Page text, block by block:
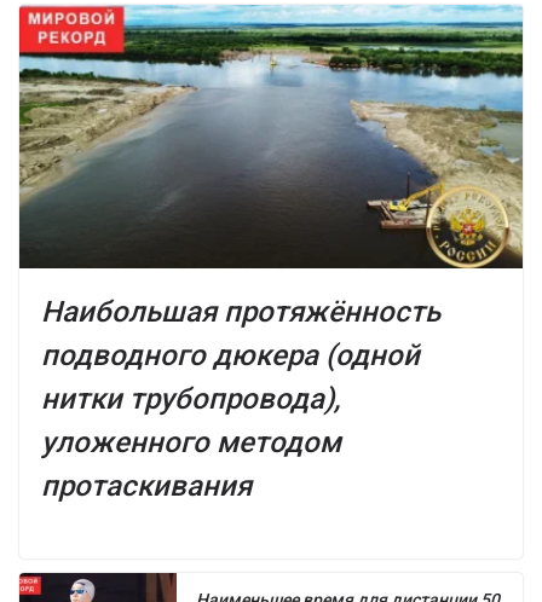
Наибольшая протяжённость
подводного дюкера (одной
нитки трубопровода),
уложенного методом
протаскивания